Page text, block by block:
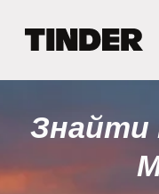
н
с
Знайти